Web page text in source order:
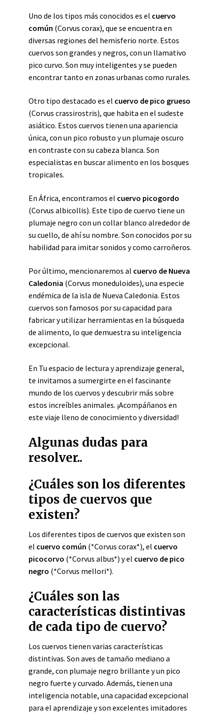
Uno de los tipos más conocidos es el cuervo
común (Corvus corax), que se encuentra en
diversas regiones del hemisferio norte. Estos
cuervos son grandes y negros, con un llamativo
pico curvo. Son muy inteligentes y se pueden
encontrar tanto en zonas urbanas como rurales.
Otro tipo destacado es el cuervo de pico grueso
(Corvus crassirostris), que habita en el sudeste
asiático. Estos cuervos tienen una apariencia
única, con un pico robusto y un plumaje oscuro
en contraste con su cabeza blanca. Son
especialistas en buscar alimento en los bosques
tropicales.
En África, encontramos el cuervo picogordo
(Corvus albicollis). Este tipo de cuervo tiene un
plumaje negro con un collar blanco alrededor de
su cuello, de ahí su nombre. Son conocidos por su
habilidad para imitar sonidos y como carroñeros.
Por último, mencionaremos al cuervo de Nueva
Caledonia (Corvus moneduloides), una especie
endémica de la isla de Nueva Caledonia. Estos
cuervos son famosos por su capacidad para
fabricar y utilizar herramientas en la búsqueda
de alimento, lo que demuestra su inteligencia
excepcional.
En Tu espacio de lectura y aprendizaje general,
te invitamos a sumergirte en el fascinante
mundo de los cuervos y descubrir más sobre
estos increíbles animales. ¡Acompáñanos en
este viaje lleno de conocimiento y diversidad!
Algunas dudas para
resolver..
¿Cuáles son los diferentes
tipos de cuervos que
existen?
Los diferentes tipos de cuervos que existen son
el cuervo común (*Corvus corax*), el cuervo
picocorvo (*Corvus albus*) y el cuervo de pico
negro (*Corvus mellori*).
¿Cuáles son las
características distintivas
de cada tipo de cuervo?
Los cuervos tienen varias características
distintivas. Son aves de tamaño mediano a
grande, con plumaje negro brillante y un pico
negro fuerte y curvado. Además, tienen una
inteligencia notable, una capacidad excepcional
para el aprendizaje y son excelentes imitadores